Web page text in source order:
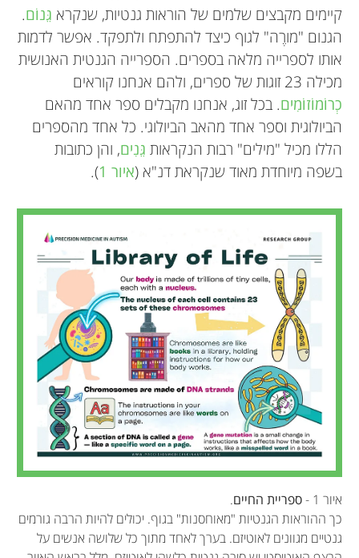
קיימים מקבצים שלמים של הוראות גנטיות, שנקרא גֵּנוֹם.
הגנום "מורֶה" לגוף כיצד להתפתח ולתפקד. אפשר לדמות
אותו לספרייה מלאה בספרים. הספרייה הגנטית האנושית
מכילה 23 זוגות של ספרים, ולהם אנחנו קוראים
כְרוֹמוֹזוֹמִים. בכל זוג, אנחנו מקבלים ספר אחד מהאם
הביולוגית וספר אחד מהאב הביולוגי. כל אחד מהספרים
הללו מכיל "מילים" רבות הנקראות גֵּנִים, והן כתובות
בשפה מיוחדת מאוד שנקראת דנ"א (איור 1 ).
איור 1 - ספריית החיים.
כך ההוראות הגנטיות "מאוחסנות" בגוף. יכולים להיות הרבה גורמים
גנטיים מגוונים לאוטיזם. בערך לאחד מתוך כל שלושה אנשים על